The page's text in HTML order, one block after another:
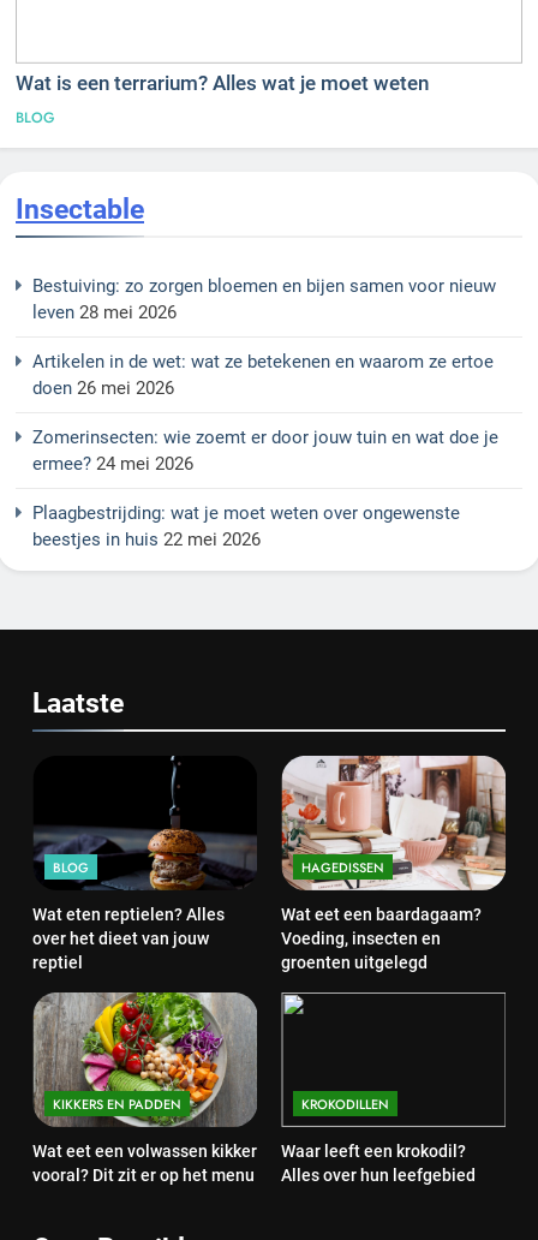
Wat is een terrarium? Alles wat je moet weten
BLOG
Insectable
Bestuiving: zo zorgen bloemen en bijen samen voor nieuw
leven 28 mei 2026
Artikelen in de wet: wat ze betekenen en waarom ze ertoe
doen 26 mei 2026
Zomerinsecten: wie zoemt er door jouw tuin en wat doe je
ermee? 24 mei 2026
Plaagbestrijding: wat je moet weten over ongewenste
beestjes in huis 22 mei 2026
Laatste
BLOG
Wat eten reptielen? Alles
over het dieet van jouw
reptiel
HAGEDISSEN
Wat eet een baardagaam?
Voeding, insecten en
groenten uitgelegd
KIKKERS EN PADDEN
Wat eet een volwassen kikker
vooral? Dit zit er op het menu
KROKODILLEN
Waar leeft een krokodil?
Alles over hun leefgebied